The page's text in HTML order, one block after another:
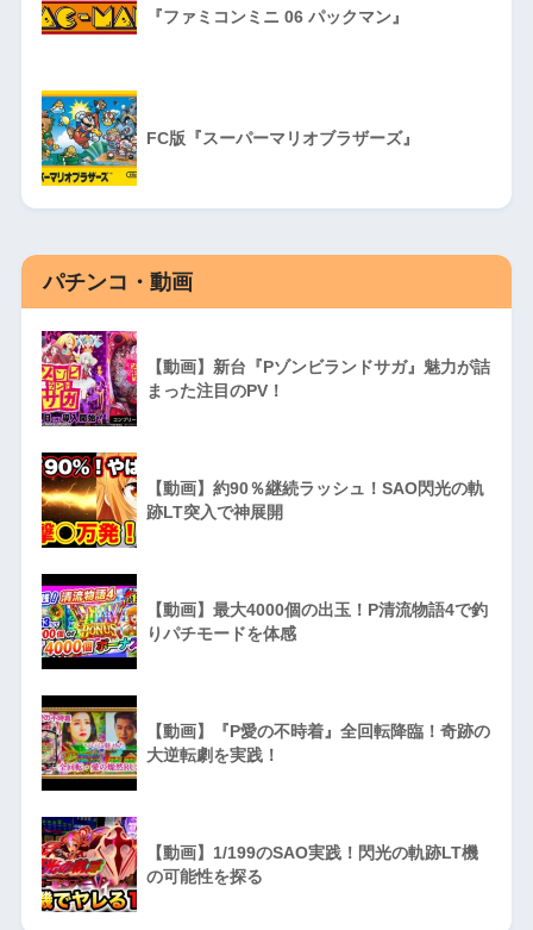
『ファミコンミニ 06 パックマン』
FC版『スーパーマリオブラザーズ』
パチンコ・動画
【動画】新台『Pゾンビランドサガ』魅力が詰
まった注目のPV！
【動画】約90％継続ラッシュ！SAO閃光の軌
跡LT突入で神展開
【動画】最大4000個の出玉！P清流物語4で釣
りパチモードを体感
【動画】『P愛の不時着』全回転降臨！奇跡の
大逆転劇を実践！
【動画】1/199のSAO実践！閃光の軌跡LT機
の可能性を探る